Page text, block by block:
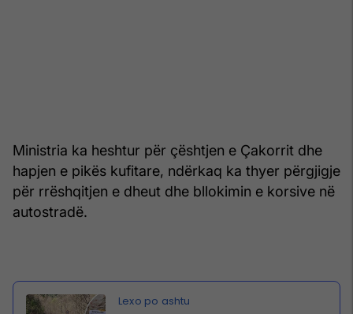
Ministria ka heshtur për çështjen e Çakorrit dhe
hapjen e pikës kufitare, ndërkaq ka thyer përgjigje
për rrëshqitjen e dheut dhe bllokimin e korsive në
autostradë.